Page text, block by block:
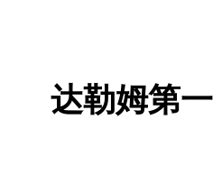
达勒姆第